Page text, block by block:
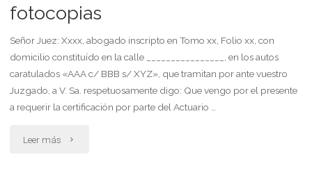
orientado
persona
que
fotocopias
Señor Juez: Xxxx, abogado inscripto en Tomo xx, Folio xx, con
domicilio constituído en la calle ________________, en los autos
caratulados «AAA c/ BBB s/ XYZ», que tramitan por ante vuestro
Juzgado, a V. Sa. respetuosamente digo: Que vengo por el presente
a requerir la certificación por parte del Actuario …
Leer más "Solicita